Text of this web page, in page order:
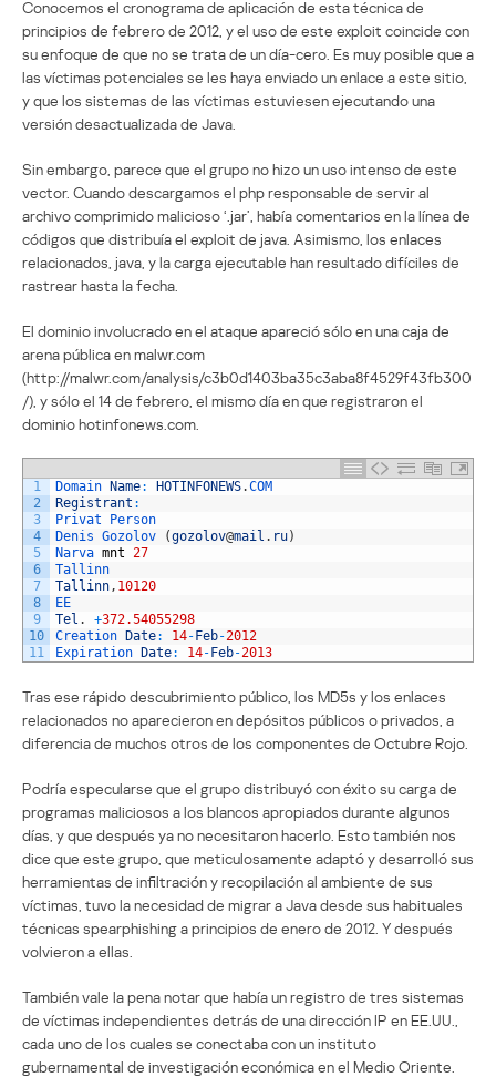
Conocemos el cronograma de aplicación de esta técnica de
principios de febrero de 2012, y el uso de este exploit coincide con
su enfoque de que no se trata de un día-cero. Es muy posible que a
las víctimas potenciales se les haya enviado un enlace a este sitio,
y que los sistemas de las víctimas estuviesen ejecutando una
versión desactualizada de Java.
Sin embargo, parece que el grupo no hizo un uso intenso de este
vector. Cuando descargamos el php responsable de servir al
archivo comprimido malicioso ‘.jar’, había comentarios en la línea de
códigos que distribuía el exploit de java. Asimismo, los enlaces
relacionados, java, y la carga ejecutable han resultado difíciles de
rastrear hasta la fecha.
El dominio involucrado en el ataque apareció sólo en una caja de
arena pública en malwr.com
(http://malwr.com/analysis/c3b0d1403ba35c3aba8f4529f43fb300
/), y sólo el 14 de febrero, el mismo día en que registraron el
dominio hotinfonews.com.
1
2
3
4
5
6
7
8
9
10
11
Domain Name: HOTINFONEWS.COM
Registrant :
Privat Person
Denis Gozolov (gozolov@mail . ru)
Narva mnt
27
Tallinn
Tallinn , 10120
EE
Tel . +372.54055298
Creation Date: 14-Feb-2012
Expiration Date: 14-Feb-2013
Tras ese rápido descubrimiento público, los MD5s y los enlaces
relacionados no aparecieron en depósitos públicos o privados, a
diferencia de muchos otros de los componentes de Octubre Rojo.
Podría especularse que el grupo distribuyó con éxito su carga de
programas maliciosos a los blancos apropiados durante algunos
días, y que después ya no necesitaron hacerlo. Esto también nos
dice que este grupo, que meticulosamente adaptó y desarrolló sus
herramientas de infiltración y recopilación al ambiente de sus
víctimas, tuvo la necesidad de migrar a Java desde sus habituales
técnicas spearphishing a principios de enero de 2012. Y después
volvieron a ellas.
También vale la pena notar que había un registro de tres sistemas
de víctimas independientes detrás de una dirección IP en EE.UU.,
cada uno de los cuales se conectaba con un instituto
gubernamental de investigación económica en el Medio Oriente.